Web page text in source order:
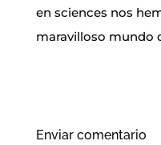
en sciences nos
maravilloso mundo
Enviar comentario